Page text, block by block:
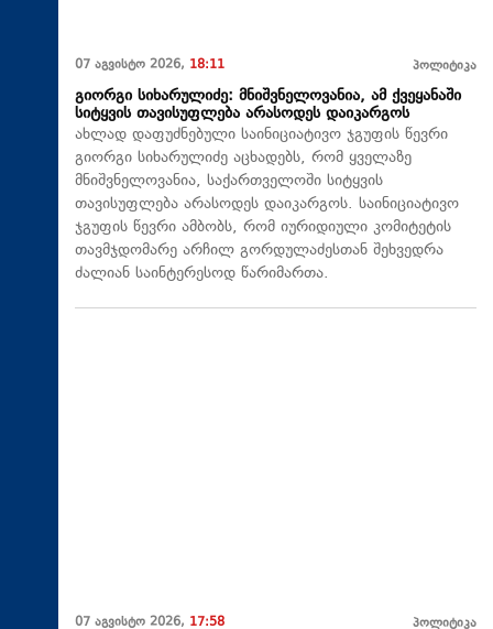
07 აგვისტო 2026, 18:11 პოლიტიკა
გიორგი სიხარულიძე: მნიშვნელოვანია, ამ ქვეყანაში
სიტყვის თავისუფლება არასოდეს დაიკარგოს
ახლად დაფუძნებული საინიციატივო ჯგუფის წევრი
გიორგი სიხარულიძე აცხადებს, რომ ყველაზე
მნიშვნელოვანია, საქართველოში სიტყვის
თავისუფლება არასოდეს დაიკარგოს. საინიციატივო
ჯგუფის წევრი ამბობს, რომ იურიდიული კომიტეტის
თავმჯდომარე არჩილ გორდულაძესთან შეხვედრა
ძალიან საინტერესოდ წარიმართა.
07 აგვისტო 2026, 17:58 პოლიტიკა